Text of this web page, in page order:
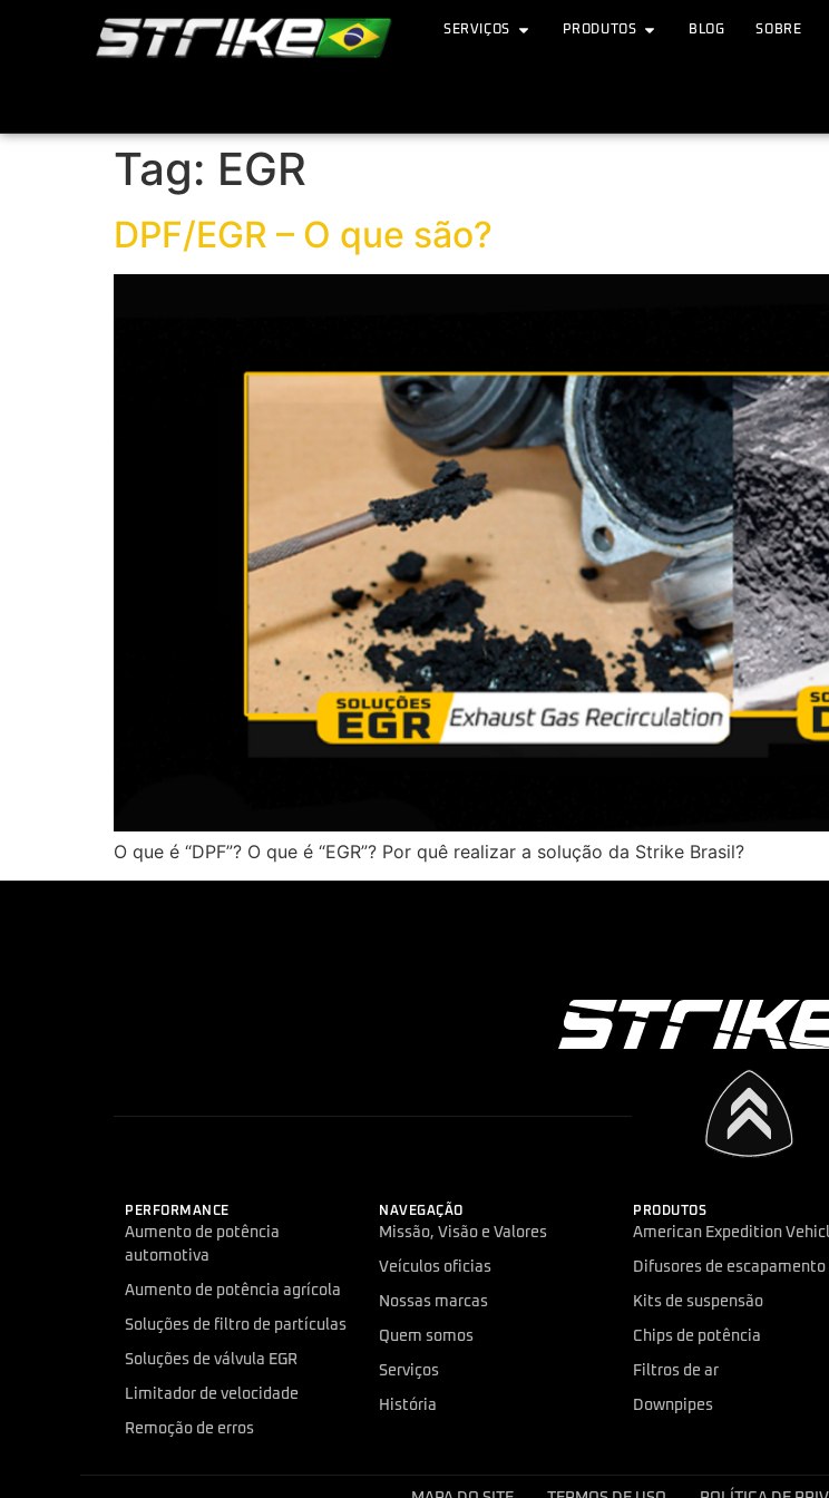
SERVIÇOS PRODUTOS BLOG SOBRE
Tag: EGR
DPF/EGR – O que são?
O que é “DPF”? O que é “EGR”? Por quê realizar a solução da Strike Brasil?
PERFORMANCE
Aumento de potência
automotiva
Aumento de potência agrícola
Soluções de filtro de partículas
Soluções de válvula EGR
Limitador de velocidade
Remoção de erros
NAVEGAÇÃO
Missão, Visão e Valores
Veículos oficias
Nossas marcas
Quem somos
Serviços
História
PRODUTOS
American Expedition
Difusores de escapamento
Kits de suspensão
Chips de potência
Filtros de ar
Downpipes